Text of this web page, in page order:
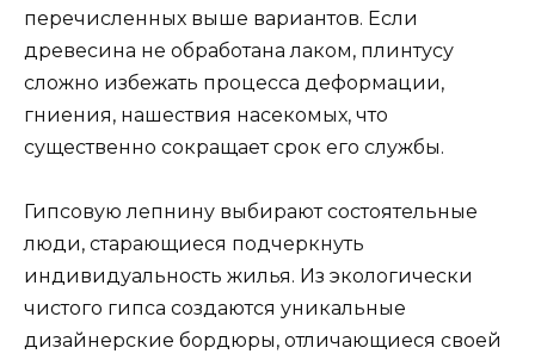
перечисленных выше вариантов. Если
древесина не обработана лаком, плинтусу
сложно избежать процесса деформации,
гниения, нашествия насекомых, что
существенно сокращает срок его службы.
Гипсовую лепнину выбирают состоятельные
люди, старающиеся подчеркнуть
индивидуальность жилья. Из экологически
чистого гипса создаются уникальные
дизайнерские бордюры, отличающиеся своей